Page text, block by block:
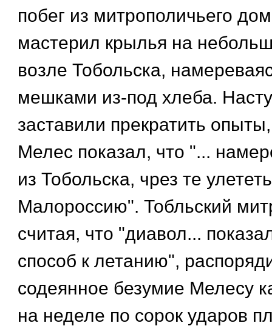
побег из митрополичьего
мастерил крылья на
возле Тобольска,
мешками из-под хлеба.
заставили прекратить
Мелес показал, что "...
из Тобольска, чрез те
Малороссию". Тобльский
считая, что "диавол...
способ к летанию",
содеянное безумие Мелесу
на неделе по сорок ударов